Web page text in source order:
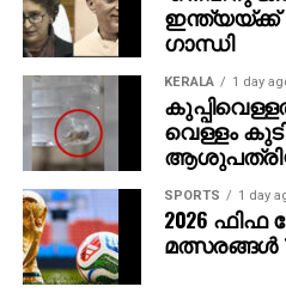
നെഹ്റു വന്ദേമാതരത്തെ
പ്രധാനമന്ത്രി പറഞ്ഞു.
ചെയ്യാതെ പാർലമെന്റിൽ
വളച്ചൊടിക്കലെന്ന്
ഇന്ത്യയ്ക്ക്
ഗാന്ധി
KERALA 1 day
വെള്ളം
SPORTS 1 day
2026 ഫിഫ
മത്സരങ്ങള്‍